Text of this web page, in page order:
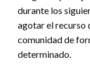
durante los
agotar el recurso
comunidad de
determinado.